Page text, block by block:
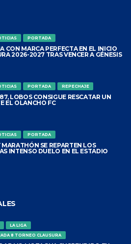
PORTADA
CON MARCA PERFECTA EN EL INICIO
2026-2027 TRAS VENCER A GÉNESIS
PORTADA REPECHAJE
LOBOS CONSIGUE RESCATAR UN
EL OLANCHO FC
PORTADA
MARATHÓN SE REPARTEN LOS
INTENSO DUELO EN EL ESTADIO
LA LIGA
8 TORNEO CLAUSURA